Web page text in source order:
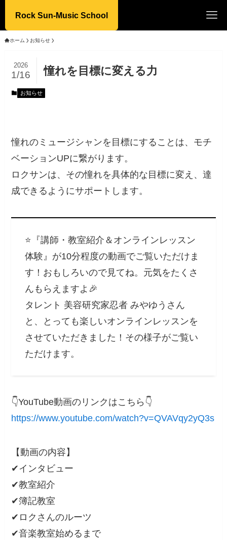
Rock Sun-Music School
ホーム お知らせ
憧れを目標に変える力
2026
1/16
お知らせ
憧れのミュージシャンを目標にすることは、モチ
ベーションUPに繋がります。
ロクサンは、その憧れを具体的な目標に変え、達
成できるようにサポートします。
⭐️『講師・教室紹介＆オンラインレッスン
体験』が10分程度の動画でご覧いただけま
す！おもしろいので見てね。元気をたくさ
んもらえますよ🎉
タレント 美容研究家忍者 みやゆうさん
と、とっても楽しいオンラインレッスンを
させていただきました！その様子がご覧い
ただけます。
👇️YouTube動画のリンクはこちら👇️
https://www.youtube.com/watch?v=QVAVqy2yQ3s
【動画の内容】
✔インタビュー
✔教室紹介
✔簿記教室
✔ロクさんのルーツ
✔音楽教室始めるまで